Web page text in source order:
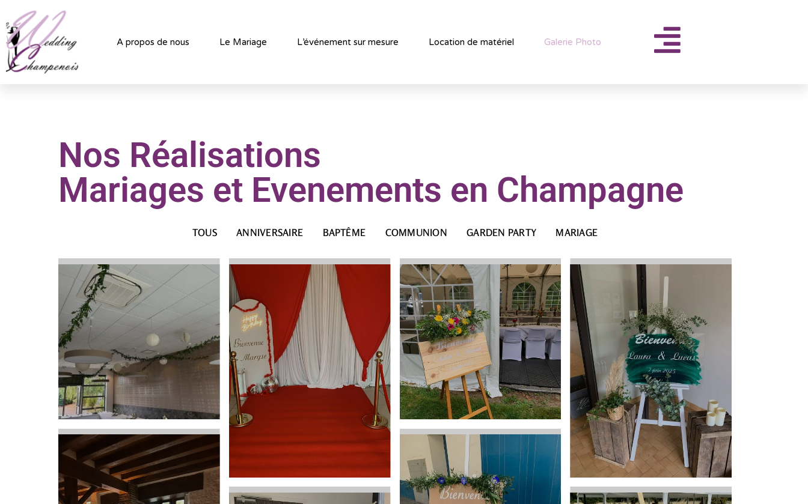
A propos de nous Le Mariage L’événement sur mesure Location de matériel Galerie Photo
Nos Réalisations
Mariages et Evenements en Champagne
TOUS ANNIVERSAIRE BAPTÊME COMMUNION GARDEN PARTY MARIAGE